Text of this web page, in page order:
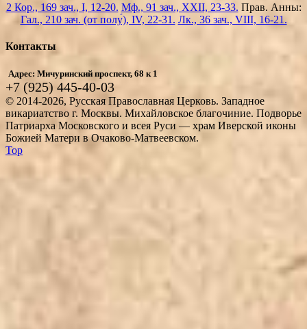
2 Кор., 169 зач., I, 12-20. Мф., 91 зач., XXII, 23-33. Прав. Анны:
Гал., 210 зач. (от полу́), IV, 22-31. Лк., 36 зач., VIII, 16-21.
Контакты
Адрес: Мичуринский проспект, 68 к 1
+7 (925) 445-40-03
© 2014-2026, Русская Православная Церковь. Западное
викариатство г. Москвы. Михайловское благочиние. Подворье
Патриарха Московского и всея Руси — храм Иверской иконы
Божией Матери в Очаково-Матвеевском.
Top